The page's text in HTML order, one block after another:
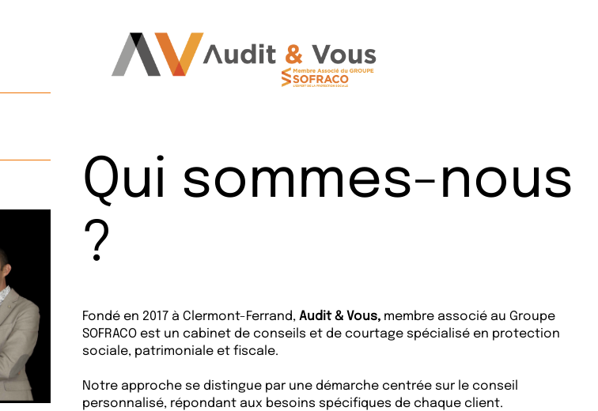
Qui sommes-nous
?
Fondé en 2017 à Clermont-Ferrand, Audit & Vous, membre associé au Groupe
SOFRACO est un cabinet de conseils et de courtage spécialisé en protection
sociale, patrimoniale et fiscale.
Notre approche se distingue par une démarche centrée sur le conseil
personnalisé, répondant aux besoins spécifiques de chaque client.